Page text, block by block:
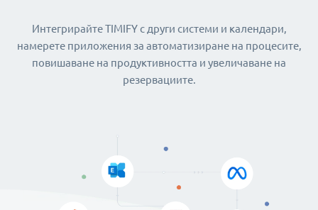
Интегрирайте TIMIFY с други системи и календари,
намерете приложения за автоматизиране на процесите,
повишаване на продуктивността и увеличаване на
резервациите.